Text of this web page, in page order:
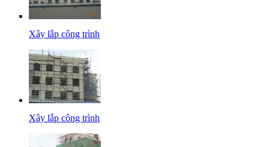
Xây lắp công trình
Xây lắp công trình